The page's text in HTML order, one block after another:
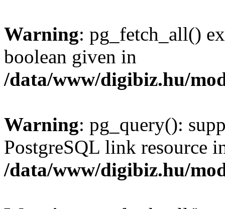
Warning: pg_fetch_all()
boolean given in
/data/www/digibiz.hu/
Warning: pg_query():
PostgreSQL link resource
/data/www/digibiz.hu/